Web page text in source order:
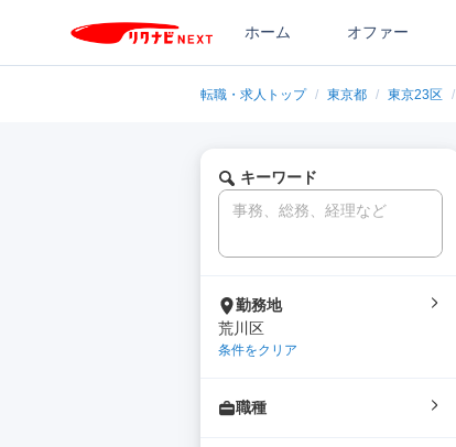
ホーム オファー
転職・求人トップ / 東京都 / 東京23区 /
キーワード
勤務地
荒川区
条件をクリア
職種